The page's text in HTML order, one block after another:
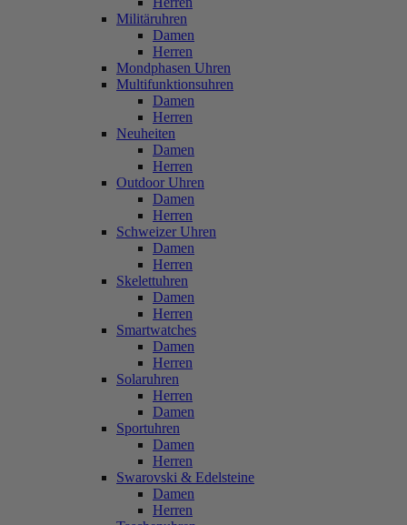
Militäruhren
Damen
Herren
Mondphasen Uhren
Multifunktionsuhren
Damen
Herren
Neuheiten
Damen
Herren
Outdoor Uhren
Damen
Herren
Schweizer Uhren
Damen
Herren
Skelettuhren
Damen
Herren
Smartwatches
Damen
Herren
Solaruhren
Herren
Damen
Sportuhren
Damen
Herren
Swarovski & Edelsteine
Damen
Herren